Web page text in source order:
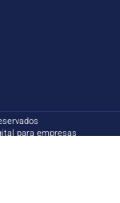
para empresas